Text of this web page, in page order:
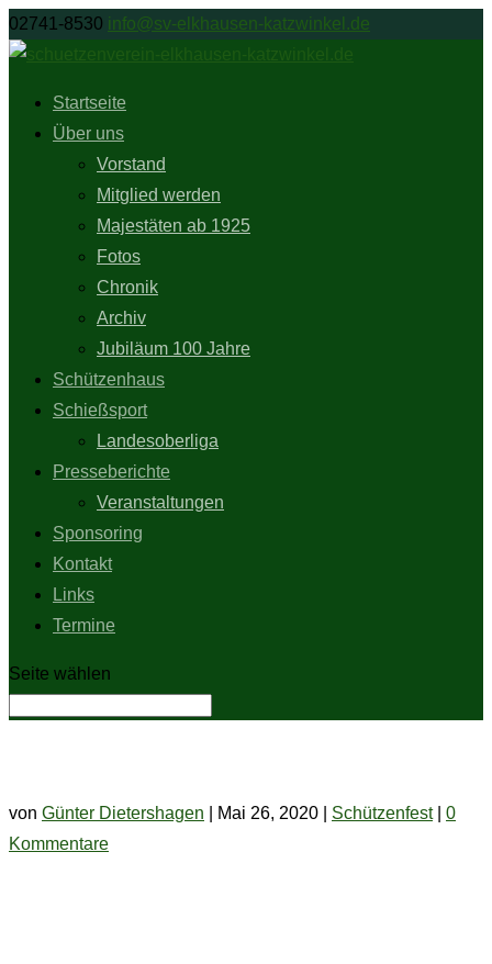
02741-8530 info@sv-elkhausen-katzwinkel.de
Startseite
Über uns
Vorstand
Mitglied werden
Majestäten ab 1925
Fotos
Chronik
Archiv
Jubiläum 100 Jahre
Schützenhaus
Schießsport
Landesoberliga
Presseberichte
Veranstaltungen
Sponsoring
Kontakt
Links
Termine
Seite wählen
von Günter Dietershagen Mai 26, 2020 Schützenfest| 0
Kommentare